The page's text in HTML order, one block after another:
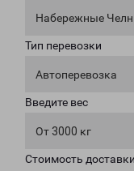
Набережные
Тип перевозки
Автоперевозка
Введите вес
От 3000 кг
Стоимость